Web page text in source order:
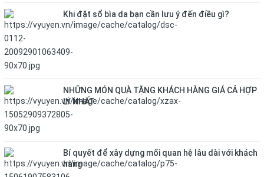
Khi đặt sổ bìa da bạn cần lưu ý đến điều gì?
NHỮNG MÓN QUÀ TẶNG KHÁCH HÀNG GIÁ CẢ HỢP
LÝ NHẤT
Bí quyết để xây dựng mối quan hệ lâu dài với khách
hàng